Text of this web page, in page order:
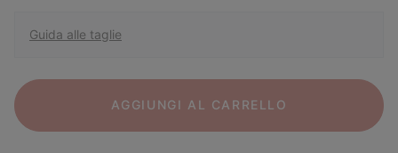
Guida alle taglie
AGGIUNGI AL CARRELLO